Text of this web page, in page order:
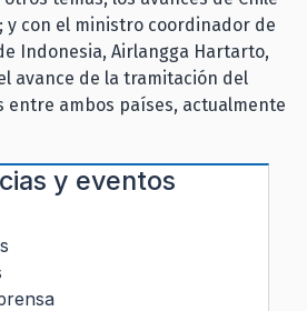
y con el ministro coordinador de
Indonesia, Airlangga Hartarto,
avance de la tramitación del
entre ambos países, actualmente
y eventos